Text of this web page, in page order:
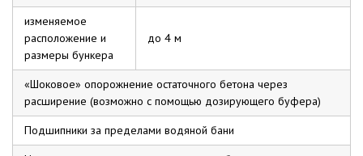
изменяемое
расположение и
размеры бункера
до 4 м
«Шоковое» опорожнение остаточного бетона через
расширение (возможно с помощью дозирующего буфера)
Подшипники за пределами водяной бани